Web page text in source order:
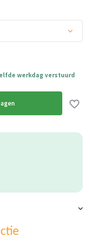
Uitverkocht
Uitverkocht
werkdag verstuurd